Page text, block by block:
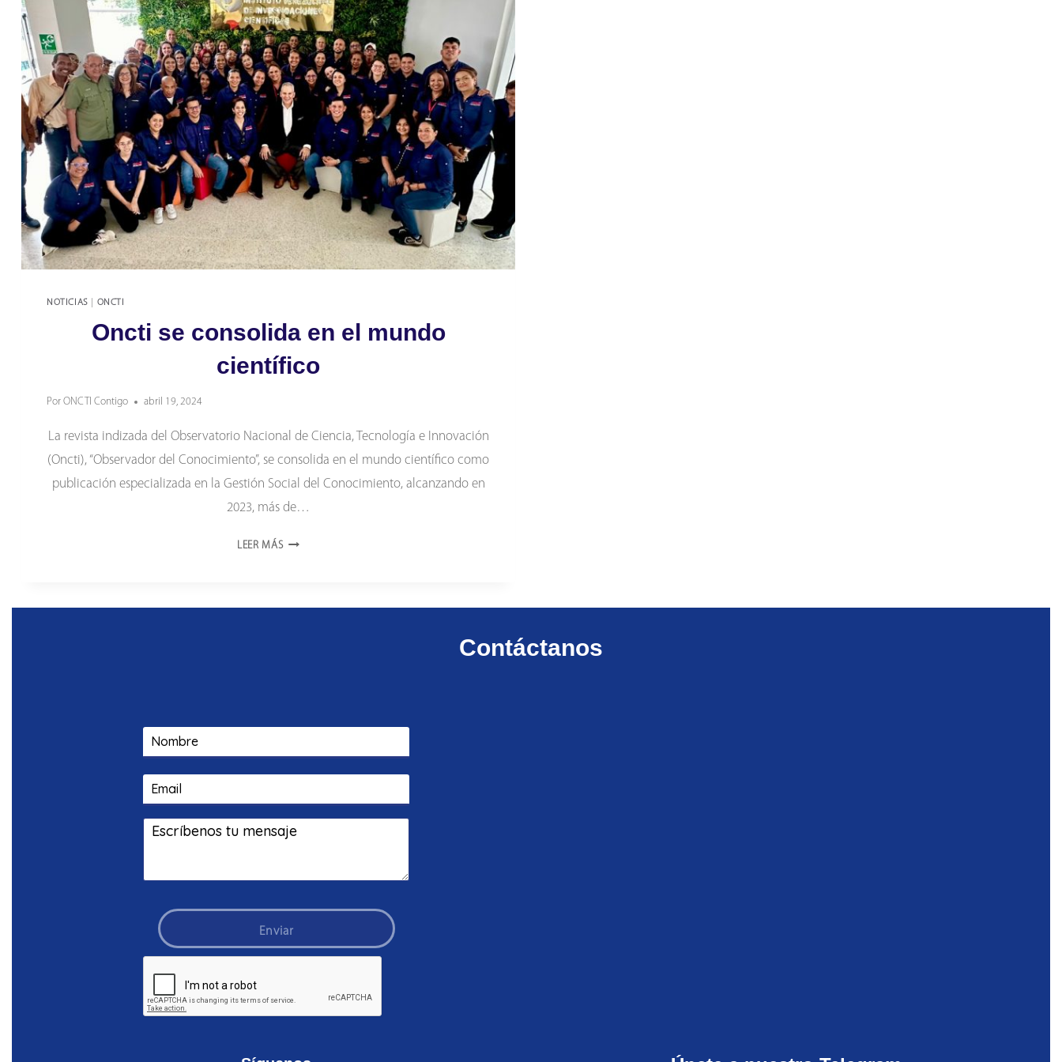
NOTICIAS ONCTI
Oncti se consolida en el mundo
científico
Por ONCTI Contigo abril 19, 2024
La revista indizada del Observatorio Nacional de Ciencia, Tecnología e Innovación
(Oncti), “Observador del Conocimiento”, se consolida en el mundo científico como
publicación especializada en la Gestión Social del Conocimiento, alcanzando en
2023, más de…
LEER MÁSONCTI
Contáctanos
Enviar